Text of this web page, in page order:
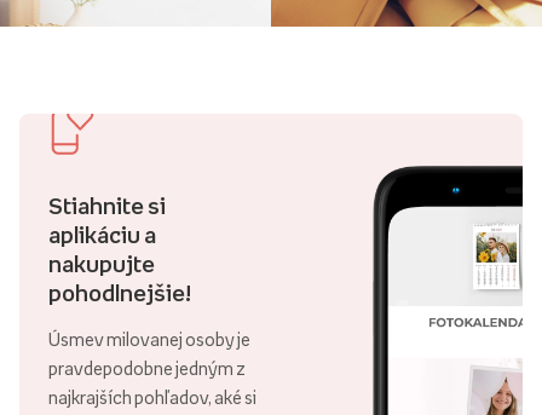
Stiahnite si
aplikáciu a
nakupujte
pohodlnejšie!
Úsmev milovanej osoby je
pravdepodobne jedným z
najkrajších pohľadov, aké si